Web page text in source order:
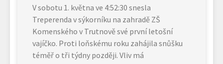
V sobotu 1. května ve 4:52:30 snesla
Treperenda v sýkorníku na zahradě ZŠ
Komenského v Trutnově své první letošní
vajíčko. Proti loňskému roku zahájila snůšku
téměř o tři týdny později. Vliv má